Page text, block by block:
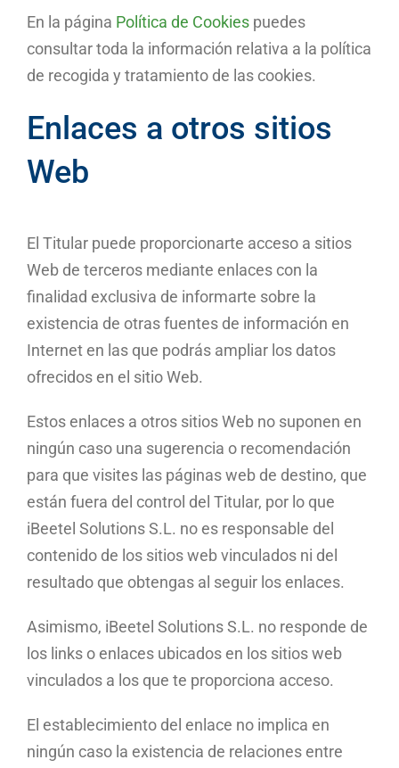
En la página Política de Cookies puedes
consultar toda la información relativa a la política
de recogida y tratamiento de las cookies.
Enlaces a otros sitios
Web
El Titular puede proporcionarte acceso a sitios
Web de terceros mediante enlaces con la
finalidad exclusiva de informarte sobre la
existencia de otras fuentes de información en
Internet en las que podrás ampliar los datos
ofrecidos en el sitio Web.
Estos enlaces a otros sitios Web no suponen en
ningún caso una sugerencia o recomendación
para que visites las páginas web de destino, que
están fuera del control del Titular, por lo que
iBeetel Solutions S.L. no es responsable del
contenido de los sitios web vinculados ni del
resultado que obtengas al seguir los enlaces.
Asimismo, iBeetel Solutions S.L. no responde de
los links o enlaces ubicados en los sitios web
vinculados a los que te proporciona acceso.
El establecimiento del enlace no implica en
ningún caso la existencia de relaciones entre